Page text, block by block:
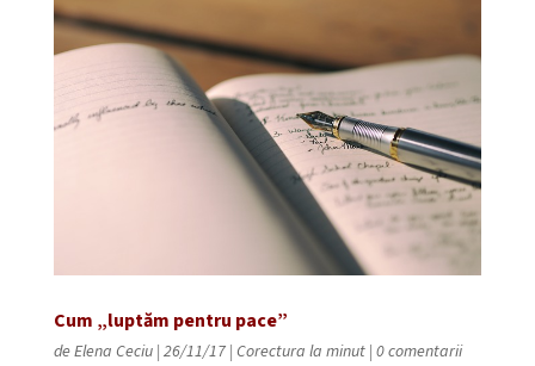
Cum „luptăm pentru pace”
deElena Ceciu| 26/11/17| Corectura la minut| 0 comentarii